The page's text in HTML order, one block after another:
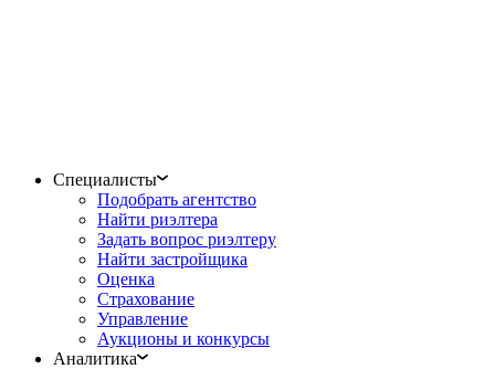
Специалисты
Подобрать агентство
Найти риэлтера
Задать вопрос риэлтеру
Найти застройщика
Оценка
Страхование
Управление
Аукционы и конкурсы
Аналитика